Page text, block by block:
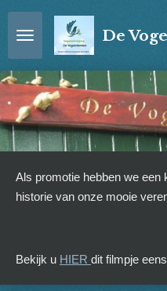
Ga
direct
naar
de
hoofdinhoud
Als promotie hebben we een
historie van onze mooie
Bekijk u HIER dit filmpje eens